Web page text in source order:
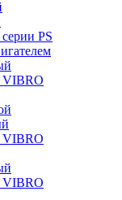
PS